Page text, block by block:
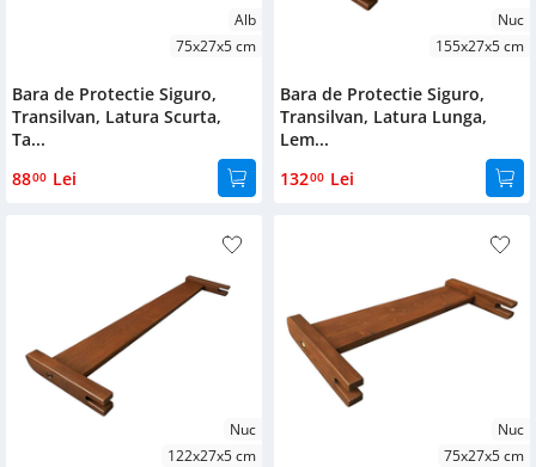
Alb
75x27x5 cm
Bara de Protectie Siguro,
Transilvan, Latura Scurta,
Ta...
8800 Lei
Nuc
155x27x5 cm
Bara de Protectie Siguro,
Transilvan, Latura Lunga,
Lem...
13200 Lei
Nuc
122x27x5 cm
Nuc
75x27x5 cm